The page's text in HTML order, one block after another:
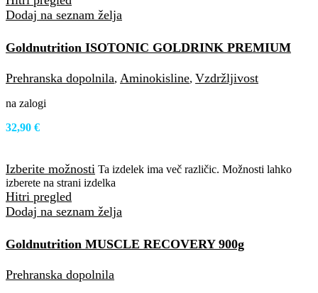
Dodaj na seznam želja
Goldnutrition ISOTONIC GOLDRINK PREMIUM
Prehranska dopolnila, Aminokisline, Vzdržljivost
na zalogi
32,90 €
Izberite možnosti Ta izdelek ima več različic. Možnosti lahko
izberete na strani izdelka
Hitri pregled
Dodaj na seznam želja
Goldnutrition MUSCLE RECOVERY 900g
Prehranska dopolnila